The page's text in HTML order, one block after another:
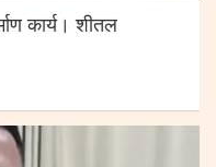
कार्य। शीतल